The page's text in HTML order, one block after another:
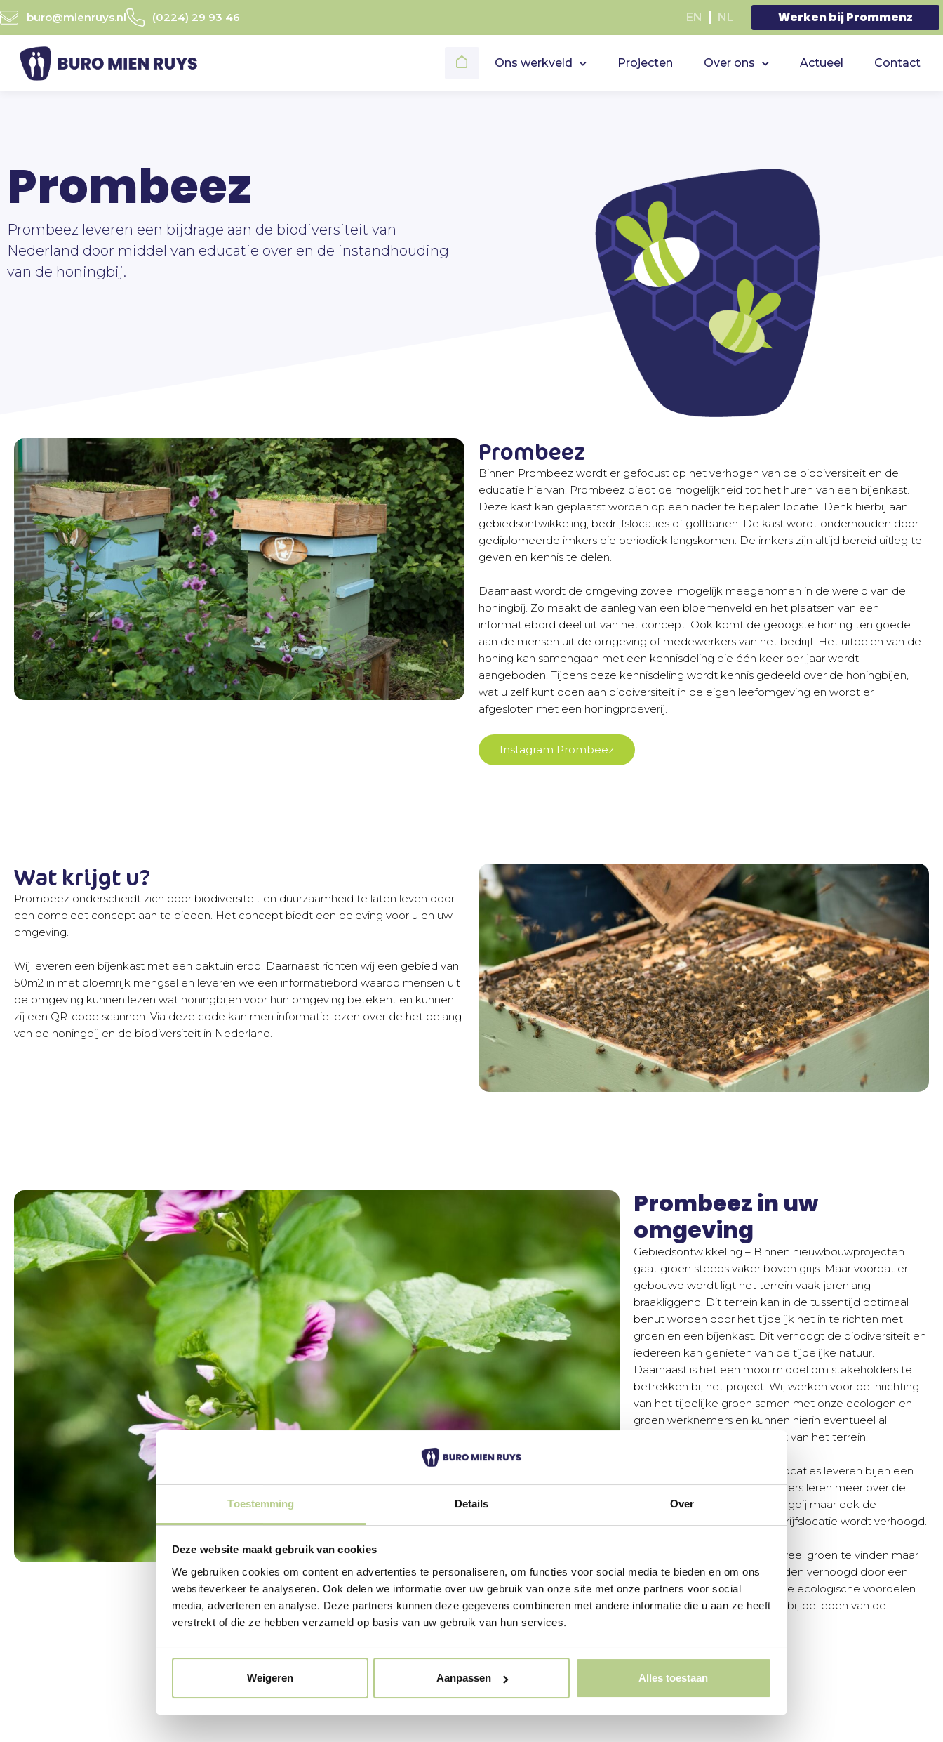
Toestemming Details Over
Deze website maakt gebruik van cookies
We gebruiken cookies om content en advertenties te personaliseren, om functies voor social media te bieden en om ons
websiteverkeer te analyseren. Ook delen we informatie over uw gebruik van onze site met onze partners voor social
media, adverteren en analyse. Deze partners kunnen deze gegevens combineren met andere informatie die u aan ze heeft
verstrekt of die ze hebben verzameld op basis van uw gebruik van hun services.
Weigeren Aanpassen Alles toestaan
Ga
naar
inhoud
buro@mienruys.nl (0224) 29 93 46 EN NL Werken bij Prommenz
Ons werkveld Projecten Over ons Actueel Contact
Prombeez
Prombeez leveren een bijdrage aan de biodiversiteit van
Nederland door middel van educatie over en de instandhouding
van de honingbij.
Prombeez
Binnen Prombeez wordt er gefocust op het verhogen van de biodiversiteit en de
educatie hiervan. Prombeez biedt de mogelijkheid tot het huren van een bijenkast.
Deze kast kan geplaatst worden op een nader te bepalen locatie. Denk hierbij aan
gebiedsontwikkeling, bedrijfslocaties of golfbanen. De kast wordt onderhouden door
gediplomeerde imkers die periodiek langskomen. De imkers zijn altijd bereid uitleg te
geven en kennis te delen.
Daarnaast wordt de omgeving zoveel mogelijk meegenomen in de wereld van de
honingbij. Zo maakt de aanleg van een bloemenveld en het plaatsen van een
informatiebord deel uit van het concept. Ook komt de geoogste honing ten goede
aan de mensen uit de omgeving of medewerkers van het bedrijf. Het uitdelen van de
honing kan samengaan met een kennisdeling die één keer per jaar wordt
aangeboden. Tijdens deze kennisdeling wordt kennis gedeeld over de honingbijen,
wat u zelf kunt doen aan biodiversiteit in de eigen leefomgeving en wordt er
afgesloten met een honingproeverij.
Instagram Prombeez
Wat krijgt u?
Prombeez onderscheidt zich door biodiversiteit en duurzaamheid te laten leven door
een compleet concept aan te bieden. Het concept biedt een beleving voor u en uw
omgeving.
Wij leveren een bijenkast met een daktuin erop. Daarnaast richten wij een gebied van
50m2 in met bloemrijk mengsel en leveren we een informatiebord waarop mensen uit
de omgeving kunnen lezen wat honingbijen voor hun omgeving betekent en kunnen
zij een QR-code scannen. Via deze code kan men informatie lezen over de het belang
van de honingbij en de biodiversiteit in Nederland.
Prombeez in uw
omgeving
Gebiedsontwikkeling – Binnen nieuwbouwprojecten
gaat groen steeds vaker boven grijs. Maar voordat er
gebouwd wordt ligt het terrein vaak jarenlang
braakliggend. Dit terrein kan in de tussentijd optimaal
benut worden door het tijdelijk het in te richten met
groen en een bijenkast. Dit verhoogt de biodiversiteit en
iedereen kan genieten van de tijdelijke natuur.
Daarnaast is het een mooi middel om stakeholders te
betrekken bij het project. Wij werken voor de inrichting
van het tijdelijke groen samen met onze ecologen en
groen werknemers en kunnen hierin eventueel al
voorsorteren op de toekomst van het terrein.
Bedrijfslocaties – Op bedrijfslocaties leveren bijen een
positieve bijdrage. Medewerkers leren meer over de
wondere wereld van de honingbij maar ook de
biodiversiteit rondom uw bedrijfslocatie wordt verhoogd.
Golfbanen – Op golfbanen is veel groen te vinden maar
kan de biodiversiteit nog worden verhoogd door een
bijenkast te plaatsen. Naast de ecologische voordelen
verhoogt dit ook de beleving bij de leden van de